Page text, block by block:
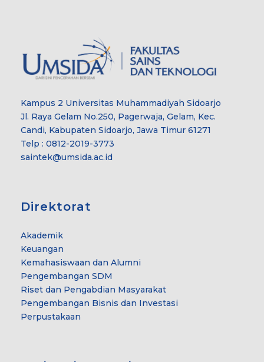
Kampus 2 Universitas Muhammadiyah Sidoarjo
Jl. Raya Gelam No.250, Pagerwaja, Gelam, Kec.
Candi, Kabupaten Sidoarjo, Jawa Timur 61271
Telp : 0812-2019-3773
saintek@umsida.ac.id
Direktorat
Akademik
Keuangan
Kemahasiswaan dan Alumni
Pengembangan SDM
Riset dan Pengabdian Masyarakat
Pengembangan Bisnis dan Investasi
Perpustakaan